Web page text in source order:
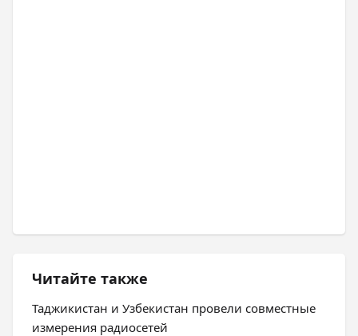
Читайте также
Таджикистан и Узбекистан провели совместные
измерения радиосетей